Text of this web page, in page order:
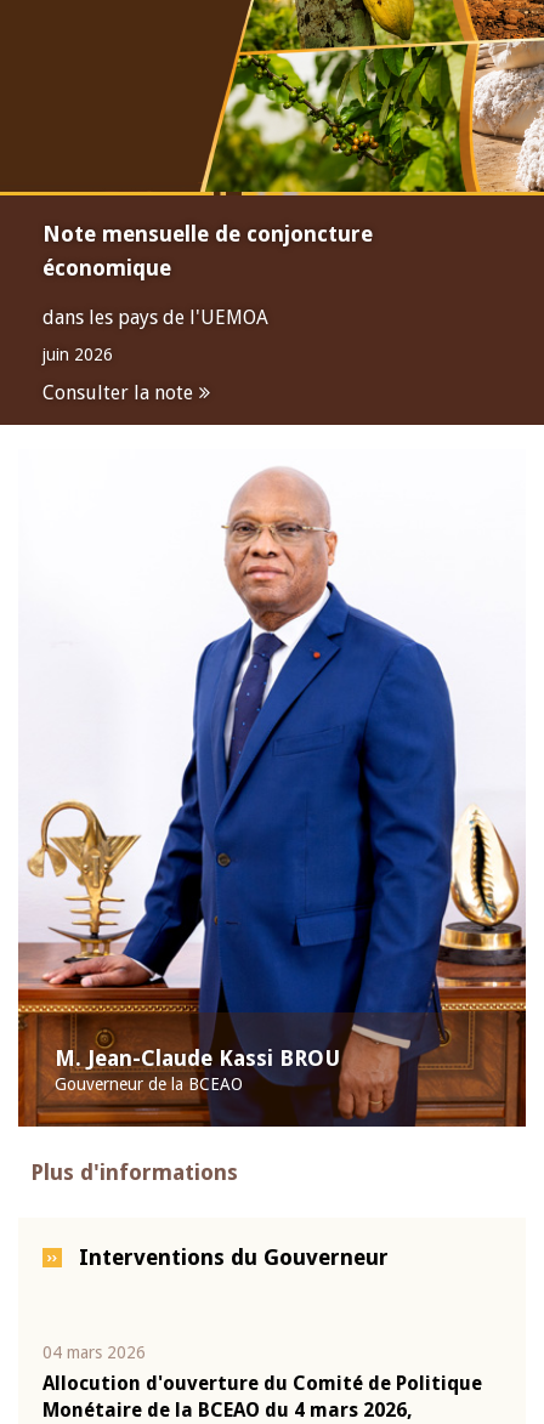
Note mensuelle de conjoncture
économique
dans les pays de l'UEMOA
juin 2026
Consulter la note
M. Jean-Claude Kassi BROU
Gouverneur de la BCEAO
Plus d'informations
Interventions du Gouverneur
04 mars 2026
Allocution d'ouverture du Comité de Politique
Monétaire de la BCEAO du 4 mars 2026,